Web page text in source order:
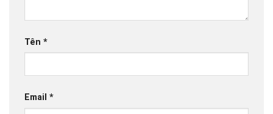
Tên *
Email *